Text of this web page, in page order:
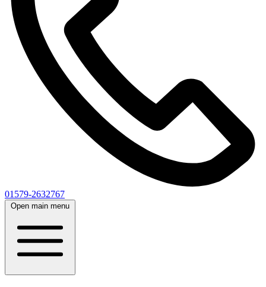
01579-2632767
Open main menu